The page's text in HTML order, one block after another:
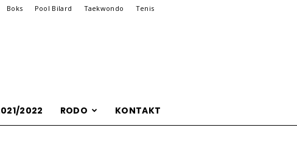
Boks Pool Bilard Taekwondo Tenis
2022 RODO KONTAKT